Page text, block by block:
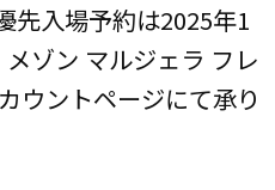
先入場予約は2025年1
ゾン マルジェラ フレ
ウントページにて承り